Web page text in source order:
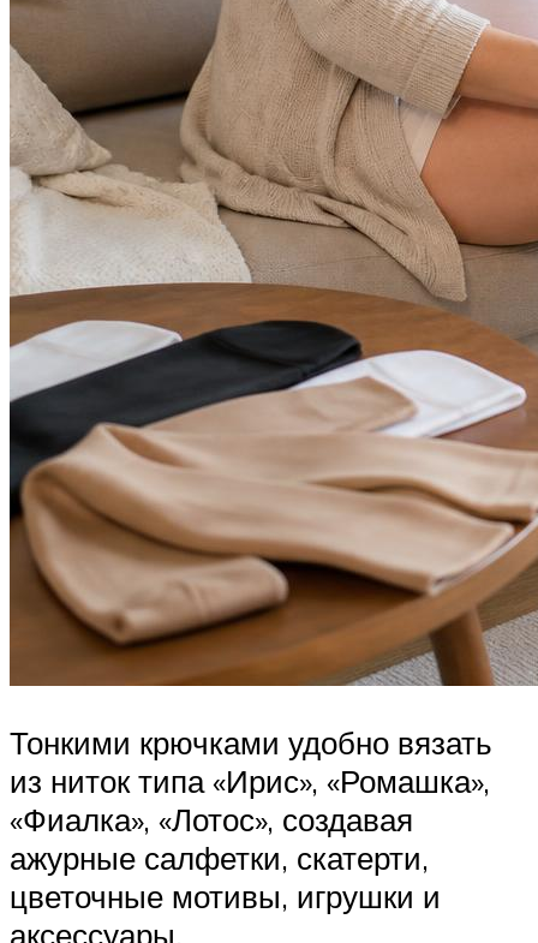
Тонкими крючками удобно вязать
из ниток типа «Ирис», «Ромашка»,
«Фиалка», «Лотос», создавая
ажурные салфетки, скатерти,
цветочные мотивы, игрушки и
аксессуары.